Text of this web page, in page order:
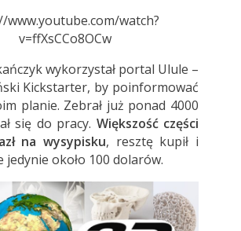
www.youtube.com/watch?
v=ffXsCCo8OCw
wykorzystał portal Ulule –
Kickstarter, by poinformować
planie. Zebrał już ponad 4000
się do pracy. Większość części
na wysypisku, resztę kupił i
jedynie około 100 dolarów.